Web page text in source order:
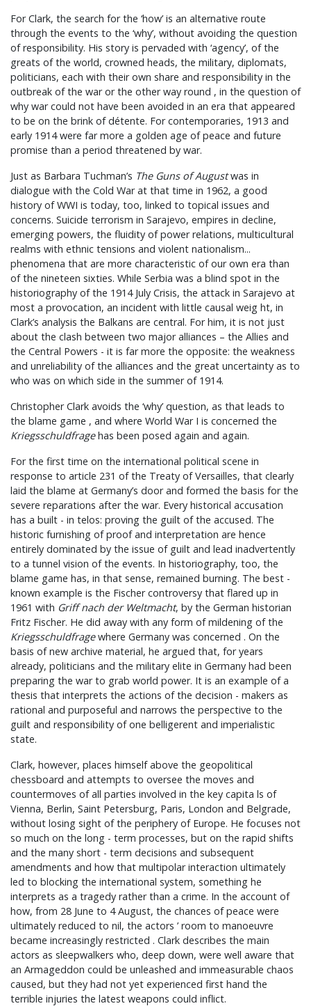
For Clark, the search for the ‘how’ is an alternative route
through the events to the ‘why’, without avoiding the question
of responsibility. His story is pervaded with ‘agency’, of the
greats of the world, crowned heads, the military, diplomats,
politicians, each with their own share and responsibility in the
outbreak of the war or the other way round , in the question of
why war could not have been avoided in an era that appeared
to be on the brink of détente. For contemporaries, 1913 and
early 1914 were far more a golden age of peace and future
promise than a period threatened by war.
Just as Barbara Tuchman’s The Guns of Augustwas in
dialogue with the Cold War at that time in 1962, a good
history of WWI is today, too, linked to topical issues and
concerns. Suicide terrorism in Sarajevo, empires in decline,
emerging powers, the fluidity of power relations, multicultural
realms with ethnic tensions and violent nationalism...
phenomena that are more characteristic of our own era than
of the nineteen sixties. While Serbia was a blind spot in the
historiography of the 1914 July Crisis, the attack in Sarajevo at
most a provocation, an incident with little causal weig ht, in
Clark’s analysis the Balkans are central. For him, it is not just
about the clash between two major alliances – the Allies and
the Central Powers - it is far more the opposite: the weakness
and unreliability of the alliances and the great uncertainty as to
who was on which side in the summer of 1914.
Christopher Clark avoids the ‘why’ question, as that leads to
the blame game , and where World War I is concerned the
Kriegsschuldfragehas been posed again and again.
For the first time on the international political scene in
response to article 231 of the Treaty of Versailles, that clearly
laid the blame at Germany’s door and formed the basis for the
severe reparations after the war. Every historical accusation
has a built - in telos: proving the guilt of the accused. The
historic furnishing of proof and interpretation are hence
entirely dominated by the issue of guilt and lead inadvertently
to a tunnel vision of the events. In historiography, too, the
blame game has, in that sense, remained burning. The best -
known example is the Fischer controversy that flared up in
1961 with Griff nach der Weltmacht, by the German historian
Fritz Fischer. He did away with any form of mildening of the
Kriegsschuldfragewhere Germany was concerned . On the
basis of new archive material, he argued that, for years
already, politicians and the military elite in Germany had been
preparing the war to grab world power. It is an example of a
thesis that interprets the actions of the decision - makers as
rational and purposeful and narrows the perspective to the
guilt and responsibility of one belligerent and imperialistic
state.
Clark, however, places himself above the geopolitical
chessboard and attempts to oversee the moves and
countermoves of all parties involved in the key capita ls of
Vienna, Berlin, Saint Petersburg, Paris, London and Belgrade,
without losing sight of the periphery of Europe. He focuses not
so much on the long - term processes, but on the rapid shifts
and the many short - term decisions and subsequent
amendments and how that multipolar interaction ultimately
led to blocking the international system, something he
interprets as a tragedy rather than a crime. In the account of
how, from 28 June to 4 August, the chances of peace were
ultimately reduced to nil, the actors ’ room to manoeuvre
became increasingly restricted . Clark describes the main
actors as sleepwalkers who, deep down, were well aware that
an Armageddon could be unleashed and immeasurable chaos
caused, but they had not yet experienced first hand the
terrible injuries the latest weapons could inflict.